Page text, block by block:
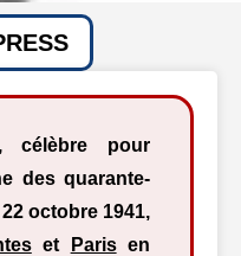
célèbre pour
des quarante-
octobre 1941,
et Parisen